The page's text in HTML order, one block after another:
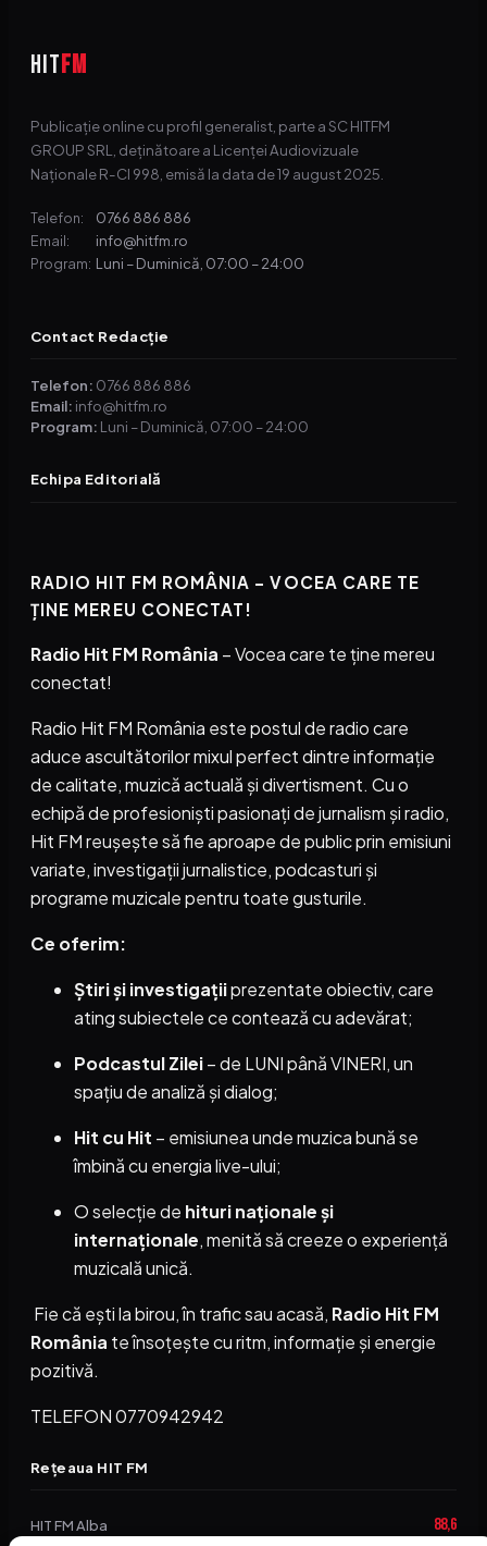
HIT FM
Publicație online cu profil generalist, parte a SC HITFM
GROUP SRL, deținătoare a Licenței Audiovizuale
Naționale R-CI 998, emisă la data de 19 august 2025.
Telefon: 0766 886 886
Email: info@hitfm.ro
Program: Luni – Duminică, 07:00 – 24:00
Contact Redacție
Telefon: 0766 886 886
Email: info@hitfm.ro
Program: Luni – Duminică, 07:00 – 24:00
Echipa Editorială
RADIO HIT FM ROMÂNIA – VOCEA CARE TE
ȚINE MEREU CONECTAT!
Radio Hit FM România – Vocea care te ține mereu
conectat!
Radio Hit FM România este postul de radio care
aduce ascultătorilor mixul perfect dintre informație
de calitate, muzică actuală și divertisment. Cu o
echipă de profesioniști pasionați de jurnalism și radio,
Hit FM reușește să fie aproape de public prin emisiuni
variate, investigații jurnalistice, podcasturi și
programe muzicale pentru toate gusturile.
Ce oferim:
Știri și investigațiiprezentate obiectiv, care
ating subiectele ce contează cu adevărat;
Podcastul Zilei– de LUNI până VINERI, un
spațiu de analiză și dialog;
Hit cu Hit – emisiunea unde muzica bună se
îmbină cu energia live-ului;
O selecție de hituri naționale și
internaționale, menită să creeze o experiență
muzicală unică.
Fie că ești la birou, în trafic sau acasă, Radio Hit FM
România te însoțește cu ritm, informație și energie
pozitivă.
TELEFON 0770942942
Rețeaua HIT FM
HIT FM Alba 88,6